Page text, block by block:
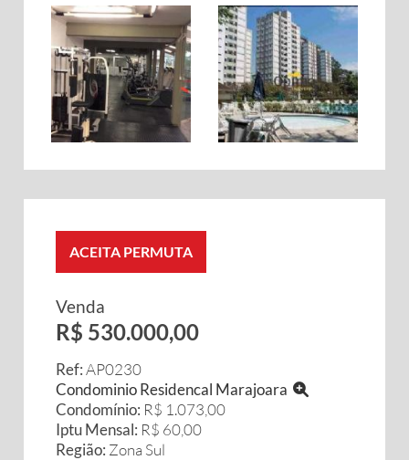
ACEITA PERMUTA
Venda
R$ 530.000,00
Ref:AP0230
Condominio Residencal Marajoara
Condomínio: R$ 1.073,00
Iptu Mensal: R$ 60,00
Região: Zona Sul